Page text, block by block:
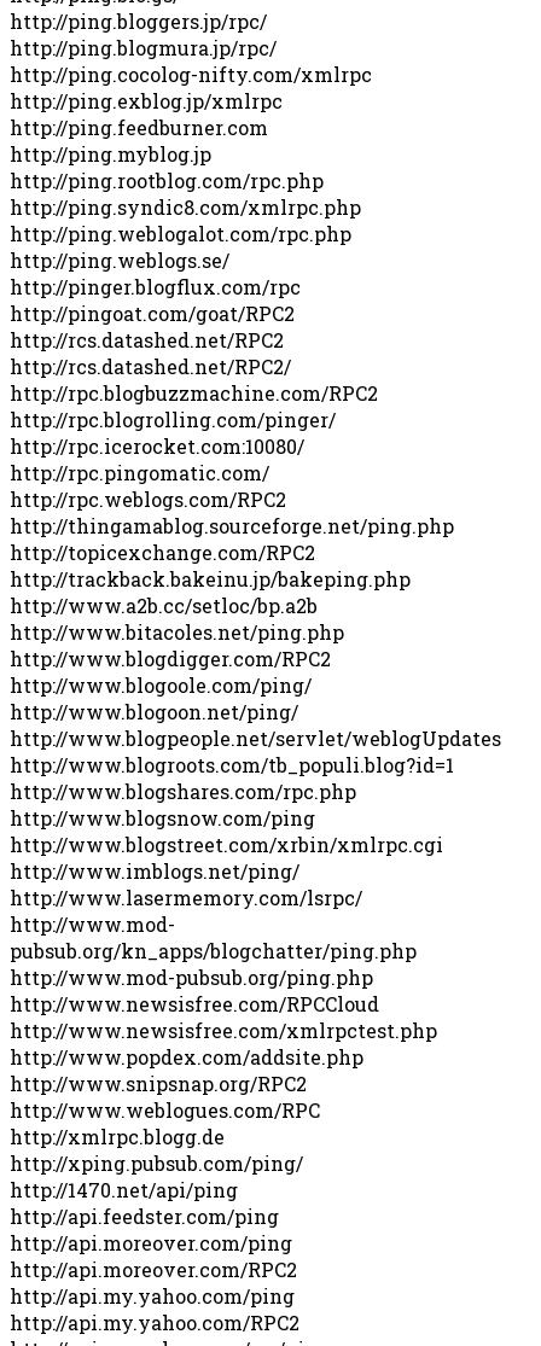
http://ping.bloggers.jp/rpc/
http://ping.blogmura.jp/rpc/
http://ping.cocolog-nifty.com/xmlrpc
http://ping.exblog.jp/xmlrpc
http://ping.feedburner.com
http://ping.myblog.jp
http://ping.rootblog.com/rpc.php
http://ping.syndic8.com/xmlrpc.php
http://ping.weblogalot.com/rpc.php
http://ping.weblogs.se/
http://pinger.blogflux.com/rpc
http://pingoat.com/goat/RPC2
http://rcs.datashed.net/RPC2
http://rcs.datashed.net/RPC2/
http://rpc.blogbuzzmachine.com/RPC2
http://rpc.blogrolling.com/pinger/
http://rpc.icerocket.com:10080/
http://rpc.pingomatic.com/
http://rpc.weblogs.com/RPC2
http://thingamablog.sourceforge.net/ping.php
http://topicexchange.com/RPC2
http://trackback.bakeinu.jp/bakeping.php
http://www.a2b.cc/setloc/bp.a2b
http://www.bitacoles.net/ping.php
http://www.blogdigger.com/RPC2
http://www.blogoole.com/ping/
http://www.blogoon.net/ping/
http://www.blogpeople.net/servlet/weblogUpdates
http://www.blogroots.com/tb_populi.blog?id=1
http://www.blogshares.com/rpc.php
http://www.blogsnow.com/ping
http://www.blogstreet.com/xrbin/xmlrpc.cgi
http://www.imblogs.net/ping/
http://www.lasermemory.com/lsrpc/
http://www.mod-
pubsub.org/kn_apps/blogchatter/ping.php
http://www.mod-pubsub.org/ping.php
http://www.newsisfree.com/RPCCloud
http://www.newsisfree.com/xmlrpctest.php
http://www.popdex.com/addsite.php
http://www.snipsnap.org/RPC2
http://www.weblogues.com/RPC
http://xmlrpc.blogg.de
http://xping.pubsub.com/ping/
http://1470.net/api/ping
http://api.feedster.com/ping
http://api.moreover.com/ping
http://api.moreover.com/RPC2
http://api.my.yahoo.com/ping
http://api.my.yahoo.com/RPC2